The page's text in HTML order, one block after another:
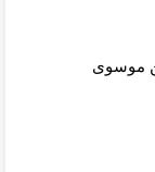
موسوی